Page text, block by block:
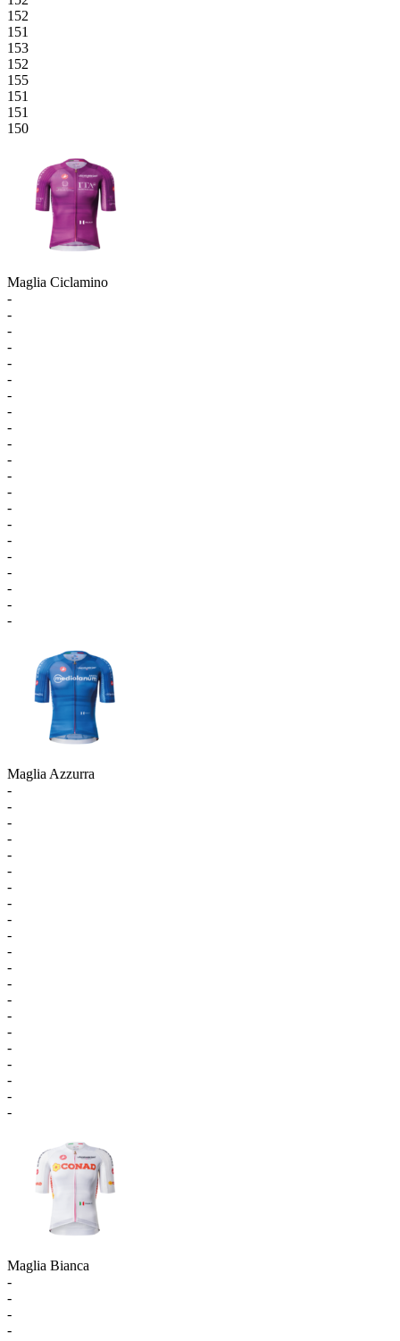
152
151
153
152
155
151
151
150
Maglia Ciclamino
-
-
-
-
-
-
-
-
-
-
-
-
-
-
-
-
-
-
-
-
-
Maglia Azzurra
-
-
-
-
-
-
-
-
-
-
-
-
-
-
-
-
-
-
-
-
-
Maglia Bianca
-
-
-
-